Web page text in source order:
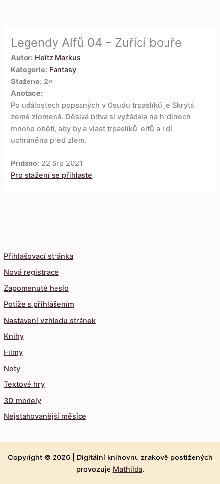
Přihlašovací stránka
Nová registrace
Zapomenuté heslo
Potíže s přihlášením
Nastavení vzhledu stránek
Knihy
Filmy
Noty
Textové hry
3D modely
Nejstahovanější měsíce
Legendy Alfů 04 – Zuřící bouře
Autor: Heitz Markus
Kategorie: Fantasy
Staženo: 2×
Anotace:
Po událostech popsaných v Osudu trpaslíků je Skrytá
země zlomená. Děsivá bitva si vyžádala na hrdinech
mnoho obětí, aby byla vlast trpaslíků, elfů a lidí
uchráněna před zlem.
Přidáno: 22 Srp 2021
Pro stažení se přihlaste
Copyright © 2026 | Digitální knihovnu zrakově postižených
provozuje Mathilda.